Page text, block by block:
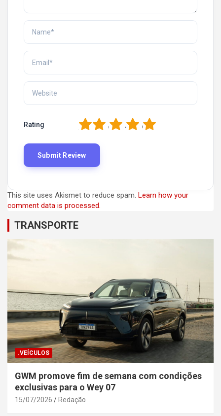
Rating 5
4
3
2
This site uses Akismet to reduce spam. Learn how your
comment data is processed.
TRANSPORTE
.VEÍCULOS
GWM promove fim de semana com condições
exclusivas para o Wey 07
15/07/2026 Redação